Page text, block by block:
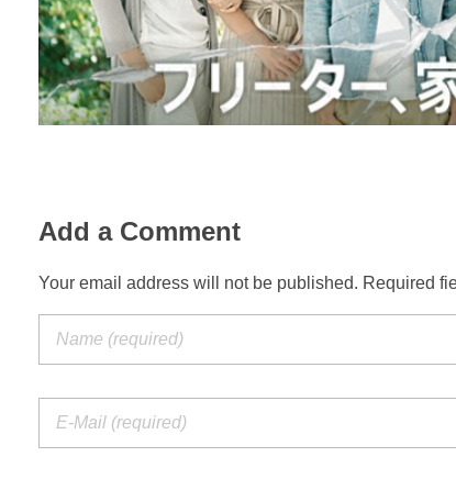
Add a Comment
Your email address will not be published. Required